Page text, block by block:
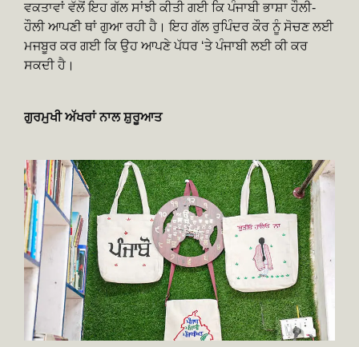
ਵਕਤਾਵਾਂ ਵੱਲੋਂ ਇਹ ਗੱਲ ਸਾਂਝੀ ਕੀਤੀ ਗਈ ਕਿ ਪੰਜਾਬੀ ਭਾਸ਼ਾ ਹੌਲੀ-
ਹੌਲੀ ਆਪਣੀ ਥਾਂ ਗੁਆ ਰਹੀ ਹੈ। ਇਹ ਗੱਲ ਰੁਪਿੰਦਰ ਕੌਰ ਨੂੰ ਸੋਚਣ ਲਈ
ਮਜਬੂਰ ਕਰ ਗਈ ਕਿ ਉਹ ਆਪਣੇ ਪੱਧਰ ‘ਤੇ ਪੰਜਾਬੀ ਲਈ ਕੀ ਕਰ
ਸਕਦੀ ਹੈ।
ਗੁਰਮੁਖੀ ਅੱਖਰਾਂ ਨਾਲ ਸ਼ੁਰੂਆਤ